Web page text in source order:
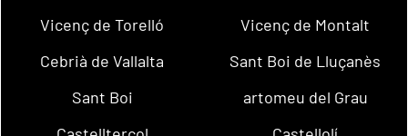
Vicenç de Torelló
Vicenç de Montalt
Cebrià de Vallalta
Sant Boi de Lluçanès
Sant Boi
artomeu del Grau